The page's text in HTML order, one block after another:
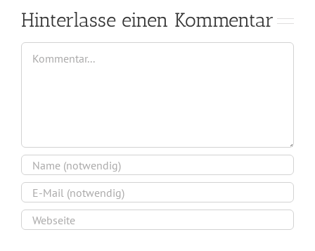
Hinterlasse einen Kommentar
Kommentar